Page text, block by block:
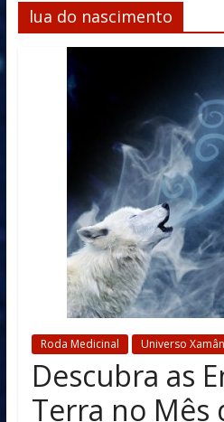
lua do nascimento
Roda Medicinal Universo
Descubra as
Terra no Mês